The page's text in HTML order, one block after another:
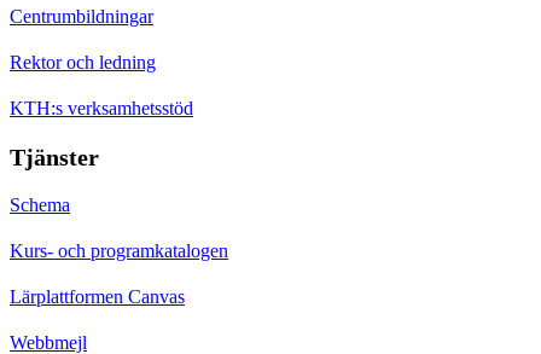
Centrumbildningar
Rektor och ledning
KTH:s verksamhetsstöd
Tjänster
Schema
Kurs- och programkatalogen
Lärplattformen Canvas
Webbmejl